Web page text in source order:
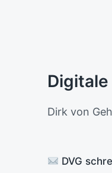
Dirk von
DVG